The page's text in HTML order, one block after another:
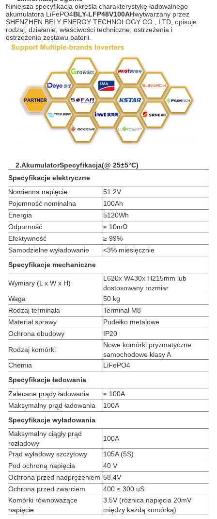
Niniejsza specyfikacja określa charakterystykę ładowalnego
akumulatora LiFePO4BLY-LFP48V100AHwytwarzany przez
SHENZHEN BELY ENERGY TECHNOLOGY CO., LTD, opisuje
rodzaj, działanie, właściwości techniczne, ostrzeżenia i
ostrzeżenia zestawu baterii.
2.AkumulatorSpecyfikacja(@ 25±5°C)
Specyfikacje elektryczne
Nomienna napięcie
51.2V
Pojemność nominalna
100Ah
Energia
5120Wh
Odporność
≤ 10mΩ
Efektywność
≥ 99%
Samodzielne wyładowanie
<3% miesięcznie
Specyfikacje mechaniczne
Wymiary (L x W x H)
L620x W430x H215mm lub
dostosowany rozmiar
Waga
50 kg
Rodzaj terminala
Terminal M8
Materiał sprawy
Pudełko metalowe
Ochrona obudowy
IP20
Rodzaj komórki
Nowe komórki pryzmatyczne
samochodowe klasy A
Chemia
LiFePO4
Specyfikacje ładowania
Zalecane prądy ładowania
≤ 100A
Maksymalny prąd ładowania
100A
Specyfikacje wyładowania
Maksymalny ciągły prąd
rozładowy
100A
Prąd wyładowy szczytowy
105A (5S)
Pod ochroną napięcia
40 V
Ochrona przed nadprężeniem 58.4V
Ochrona przed zwarciem
400 ≤ 300 uS
Komórki równoważące
napięcie
3.5V (różnica napięcia 20mV
między każdą komórką)